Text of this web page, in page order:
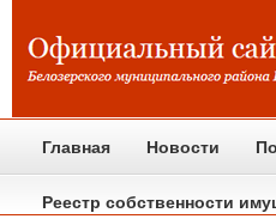
Главная Новости
Реестр собственности